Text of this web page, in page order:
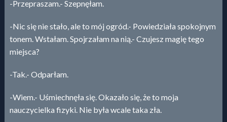
-Przepraszam.- Szepnęłam.
-Nic się nie stało, ale to mój ogród.- Powiedziała spokojnym
tonem. Wstałam. Spojrzałam na nią.- Czujesz magię tego
miejsca?
-Tak.- Odparłam.
-Wiem.- Uśmiechnęła się. Okazało się, że to moja
nauczycielka fizyki. Nie była wcale taka zła.